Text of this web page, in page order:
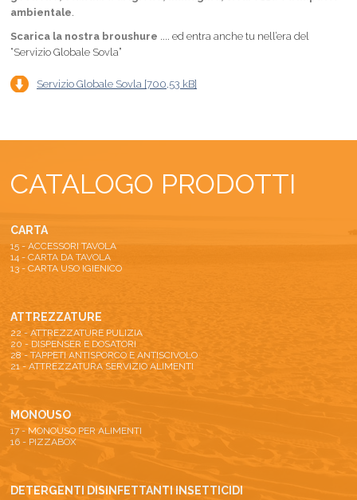
ambientale.
Scarica la nostra broushure .... ed entra anche tu nell’era del
“Servizio Globale Sovla”
Servizio Globale Sovla [700,53 kB]
CATALOGO PRODOTTI
CARTA
15 - ACCESSORI TAVOLA
14 - CARTA DA TAVOLA
13 - CARTA USO IGIENICO
ATTREZZATURE
22 - ATTREZZATURE PULIZIA
20 - DISPENSER E DOSATORI
28 - TAPPETI ANTISPORCO E ANTISCIVOLO
21 - ATTREZZATURA SERVIZIO ALIMENTI
MONOUSO
17 - MONOUSO PER ALIMENTI
16 - PIZZABOX
DETERGENTI DISINFETTANTI INSETTICIDI